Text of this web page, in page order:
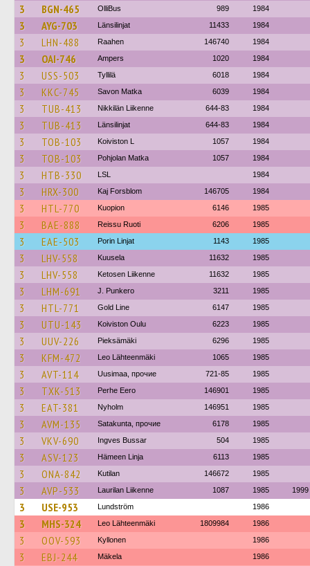
3 BGN-465 OlliBus 989 1984
3 AYG-703 Länsilinjat 11433 1984
3 LHN-488 Raahen 146740 1984
3 OAI-746 Ampers 1020 1984
3 USS-503 Tyllilä 6018 1984
3 KKC-745 Savon Matka 6039 1984
3 TUB-413 Nikkilän Liikenne 644-83 1984
3 TUB-413 Länsilinjat 644-83 1984
3 TOB-103 Koiviston L 1057 1984
3 TOB-103 Pohjolan Matka 1057 1984
3 HTB-330 LSL 1984
3 HRX-300 Kaj Forsblom 146705 1984
3 HTL-770 Kuopion 6146 1985
3 BAE-888 Reissu Ruoti 6206 1985
3 EAE-503 Porin Linjat 1143 1985
3 LHV-558 Kuusela 11632 1985
3 LHV-558 Ketosen Liikenne 11632 1985
3 LHM-691 J. Punkero 3211 1985
3 HTL-771 Gold Line 6147 1985
3 UTU-143 Koiviston Oulu 6223 1985
3 UUV-226 Pieksämäki 6296 1985
3 KFM-472 Leo Lähteenmäki 1065 1985
3 AVT-114 Uusimaa, прочие 721-85 1985
3 TXK-513 Perhe Eero 146901 1985
3 EAT-381 Nyholm 146951 1985
3 AVM-135 Satakunta, прочие 6178 1985
3 VKV-690 Ingves Bussar 504 1985
3 ASV-123 Hämeen Linja 6113 1985
3 ONA-842 Kutilan 146672 1985
3 AVP-533 Laurilan Liikenne 1087 1985 1999
3 USE-953 Lundström 1986
3 MHS-324 Leo Lähteenmäki 1809984 1986
3 OOV-593 Kyllonen 1986
3 EBJ-244 Mäkela 1986